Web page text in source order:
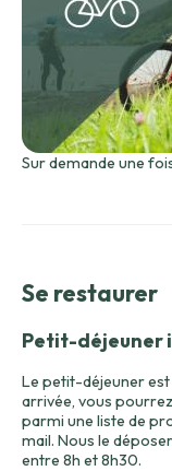
Sur demande une
Se restaurer
Petit-déjeuner
Le petit-déjeuner
arrivée, vous
parmi une liste de
mail. Nous le
entre 8h et 8h30.